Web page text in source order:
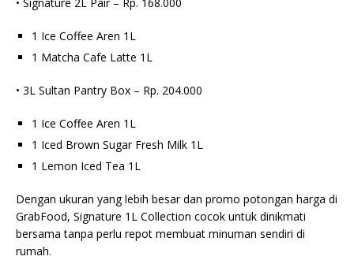
1 Ice Coffee Aren 1L
1 Matcha Cafe Latte 1L
• 3L Sultan Pantry Box – Rp. 204.000
1 Ice Coffee Aren 1L
1 Iced Brown Sugar Fresh Milk 1L
1 Lemon Iced Tea 1L
Dengan ukuran yang lebih besar dan promo potongan harga di
GrabFood, Signature 1L Collection cocok untuk dinikmati
bersama tanpa perlu repot membuat minuman sendiri di
rumah.